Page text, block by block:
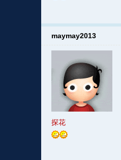
maymay2013
探花